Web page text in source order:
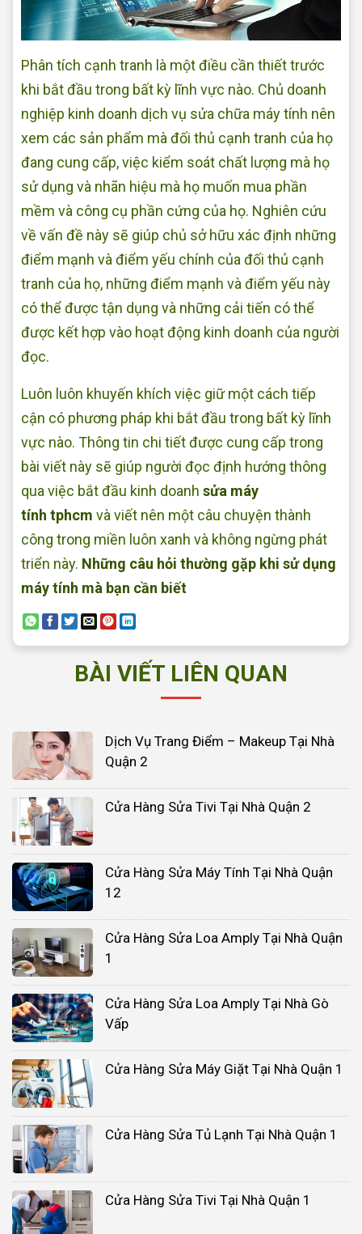
Phân tích cạnh tranh là một điều cần thiết trước
khi bắt đầu trong bất kỳ lĩnh vực nào. Chủ doanh
nghiệp kinh doanh dịch vụ sửa chữa máy tính nên
xem các sản phẩm mà đối thủ cạnh tranh của họ
đang cung cấp, việc kiểm soát chất lượng mà họ
sử dụng và nhãn hiệu mà họ muốn mua phần
mềm và công cụ phần cứng của họ. Nghiên cứu
về vấn đề này sẽ giúp chủ sở hữu xác định những
điểm mạnh và điểm yếu chính của đối thủ cạnh
tranh của họ, những điểm mạnh và điểm yếu này
có thể được tận dụng và những cải tiến có thể
được kết hợp vào hoạt động kinh doanh của người
đọc.
Luôn luôn khuyến khích việc giữ một cách tiếp
cận có phương pháp khi bắt đầu trong bất kỳ lĩnh
vực nào. Thông tin chi tiết được cung cấp trong
bài viết này sẽ giúp người đọc định hướng thông
qua việc bắt đầu kinh doanh sửa máy
tính tphcm và viết nên một câu chuyện thành
công trong miền luôn xanh và không ngừng phát
triển này. Những câu hỏi thường gặp khi sử dụng
máy tính mà bạn cần biết
BÀI VIẾT LIÊN QUAN
Dịch Vụ Trang Điểm – Makeup Tại Nhà
Quận 2
Cửa Hàng Sửa Tivi Tại Nhà Quận 2
Cửa Hàng Sửa Máy Tính Tại Nhà Quận
12
Cửa Hàng Sửa Loa Amply Tại Nhà Quận
1
Cửa Hàng Sửa Loa Amply Tại Nhà Gò
Vấp
Cửa Hàng Sửa Máy Giặt Tại Nhà Quận 1
Cửa Hàng Sửa Tủ Lạnh Tại Nhà Quận 1
Cửa Hàng Sửa Tivi Tại Nhà Quận 1